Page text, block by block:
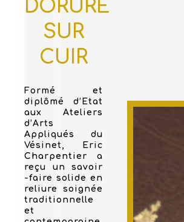
DORURE
SUR
CUIR
Formé et
diplômé d’Etat
aux Ateliers
d’Arts
Appliqués du
Vésinet, Eric
Charpentier a
reçu un savoir
-faire solide en
reliure soignée
traditionnelle
et